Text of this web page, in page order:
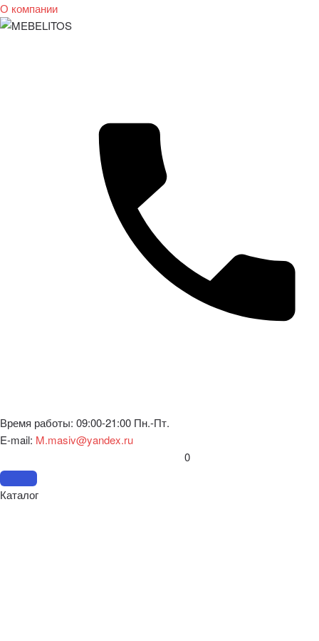
О компании
Время работы: 09:00-21:00 Пн.-Пт.
E-mail: M.masiv@yandex.ru
0
Каталог